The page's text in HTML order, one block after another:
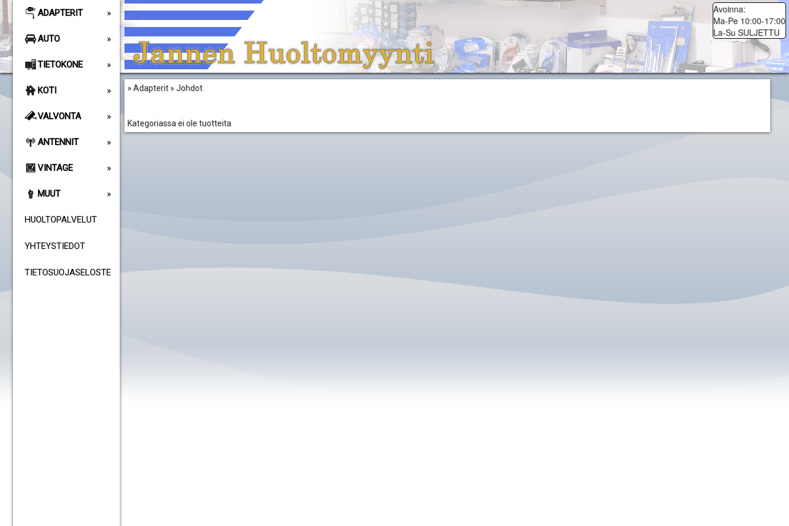
Avoinna:
Ma-Pe 10:00-17:00
La-Su SULJETTU
ADAPTERIT
AUTO
TIETOKONE
KOTI
VALVONTA
ANTENNIT
VINTAGE
MUUT
HUOLTOPALVELUT
YHTEYSTIEDOT
TIETOSUOJASELOSTE
» Adapterit » Johdot
Kategoriassa ei ole tuotteita